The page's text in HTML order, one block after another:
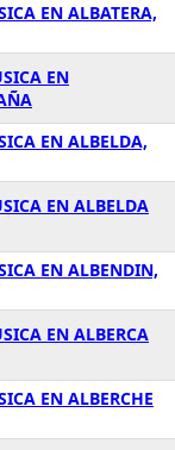
EN ALBATERA,
EN
EN ALBELDA,
EN ALBELDA
EN ALBENDIN,
EN ALBERCA
EN ALBERCHE